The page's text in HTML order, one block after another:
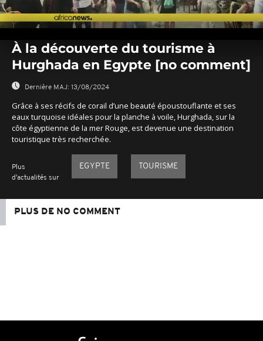
seconds
seconds
À la découverte du tourisme à
Hurghada en Egypte [no comment]
Dernière MAJ: 13/08/2024
Grâce à ses récifs de corail d’une beauté époustouflante et ses
eaux turquoise idéales pour la planche à voile, Hurghada, sur la
côte égyptienne de la mer Rouge, est devenue une destination
touristique très recherchée.
Plus
d'actualités sur
EGYPTE TOURISME
PLUS DE NO COMMENT